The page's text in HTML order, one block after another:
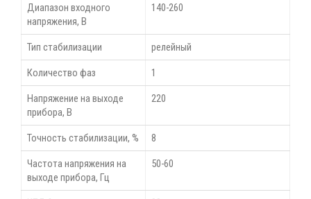
Диапазон входного
напряжения, В
140-260
Тип стабилизации релейный
Количество фаз 1
Напряжение на выходе
прибора, В
220
Точность стабилизации, % 8
Частота напряжения на
выходе прибора, Гц
50-60